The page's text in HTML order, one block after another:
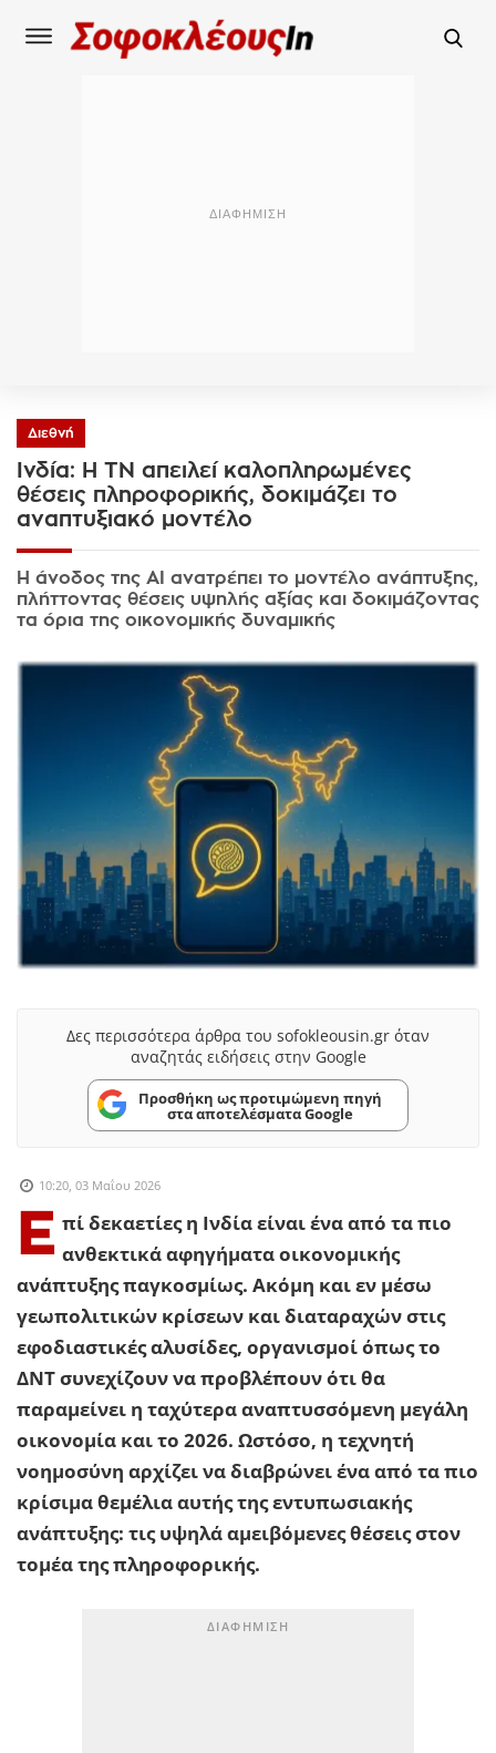
Διεθνή
Ινδία: Η ΤΝ απειλεί καλοπληρωμένες
θέσεις πληροφορικής, δοκιμάζει το
αναπτυξιακό μοντέλο
Η άνοδος της AI ανατρέπει το μοντέλο ανάπτυξης,
πλήττοντας θέσεις υψηλής αξίας και δοκιμάζοντας
τα όρια της οικονομικής δυναμικής
Δες περισσότερα άρθρα του sofokleousin.gr όταν
αναζητάς ειδήσεις στην Google
Προσθήκη ως προτιμώμενη πηγή
στα αποτελέσματα Google
10:20, 03 Μαΐου 2026
Ε πί δεκαετίες η Ινδία είναι ένα από τα πιο
ανθεκτικά αφηγήματα οικονομικής
ανάπτυξης παγκοσμίως. Ακόμη και εν μέσω
γεωπολιτικών κρίσεων και διαταραχών στις
εφοδιαστικές αλυσίδες, οργανισμοί όπως το
ΔΝΤ συνεχίζουν να προβλέπουν ότι θα
παραμείνει η ταχύτερα αναπτυσσόμενη μεγάλη
οικονομία και το 2026. Ωστόσο, η τεχνητή
νοημοσύνη αρχίζει να διαβρώνει ένα από τα πιο
κρίσιμα θεμέλια αυτής της εντυπωσιακής
ανάπτυξης: τις υψηλά αμειβόμενες θέσεις στον
τομέα της πληροφορικής.